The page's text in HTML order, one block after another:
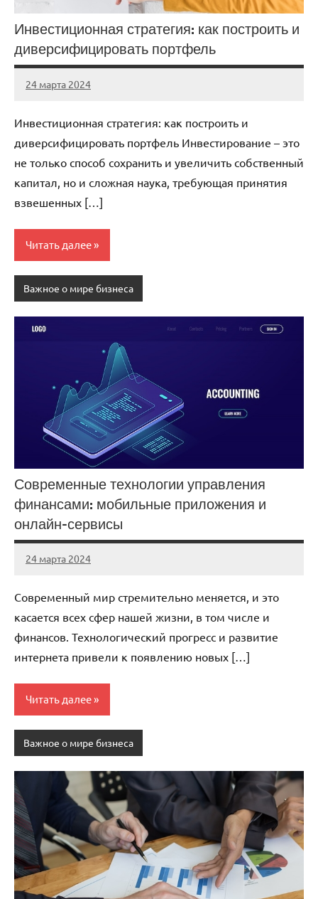
Инвестиционная стратегия: как построить и
диверсифицировать портфель
24 марта 2024
stroyka_sl_r
Нет
Инвестиционная стратегия: как построить и
диверсифицировать портфель Инвестирование – это
не только способ сохранить и увеличить собственный
капитал, но и сложная наука, требующая принятия
взвешенных […]
Читать далее
Важное о мире бизнеса
Современные технологии управления
финансами: мобильные приложения и
онлайн-сервисы
24 марта 2024
stroyka_sl_r
Нет
Современный мир стремительно меняется, и это
касается всех сфер нашей жизни, в том числе и
финансов. Технологический прогресс и развитие
интернета привели к появлению новых […]
Читать далее
Важное о мире бизнеса